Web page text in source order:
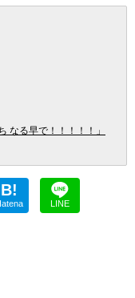
なる早で！！！！！」
B!
LINE